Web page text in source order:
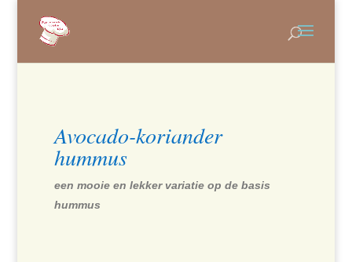
Avocado-koriander
hummus
een mooie en lekker variatie op de basis
hummus